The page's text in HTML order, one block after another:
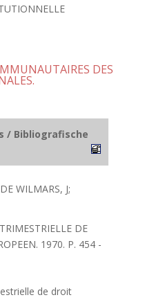
DES
/ Bibliografische
WILMARS, J;
DE
1970. P. 454 -
de droit